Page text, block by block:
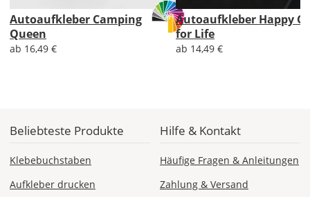
Versandkosten?
CH
Autoaufkleber Camping
Queen
ab 16,49 €
Autoaufkleber Happy
for Life
ab 14,49 €
Beliebteste Produkte
Klebebuchstaben
Aufkleber drucken
Hilfe & Kontakt
Häufige Fragen & Anleitungen
Zahlung & Versand